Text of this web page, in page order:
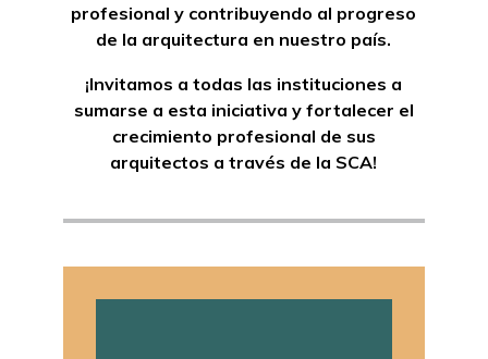
profesional y contribuyendo al progreso
de la arquitectura en nuestro país.
¡Invitamos a todas las instituciones a
sumarse a esta iniciativa y fortalecer el
crecimiento profesional de sus
arquitectos a través de la SCA!